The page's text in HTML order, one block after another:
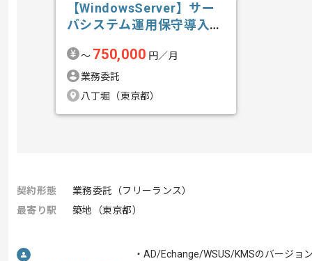
【WindowsServer】サー
バシステム運用保守導入技
〜 750,000 円／月
業務委託
八丁堀（東京都）
契約形態
業務委託（フリーランス）
最寄り駅
築地（東京都）
・AD/Echange/WSUS/KMSのバージョ